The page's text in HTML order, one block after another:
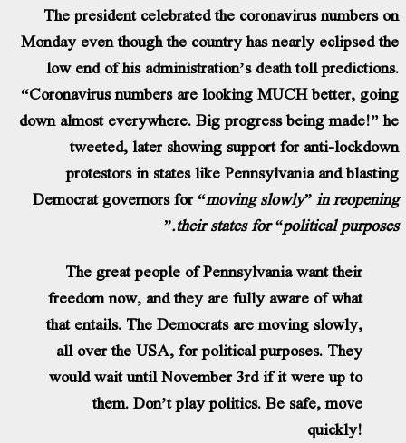
The president celebrated the coronavirus numbers on
Monday even though the country has nearly eclipsed the
low end of his administration’s death toll predictions.
“Coronavirus numbers are looking MUCH better, going
down almost everywhere. Big progress being made!” he
tweeted, later showing support for anti-lockdown
protestors in states like Pennsylvania and blasting
Democrat governors for “moving slowly” in reopening
their states for “political purposes.”
The great people of Pennsylvania want their
freedom now, and they are fully aware of what
that entails. The Democrats are moving slowly,
all over the USA, for political purposes. They
would wait until November 3rd if it were up to
them. Don’t play politics. Be safe, move
quickly!